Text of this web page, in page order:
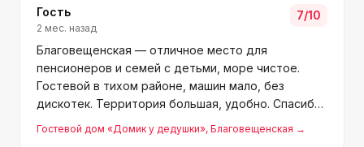
Гость
2 мес. назад
7/10
Благовещенская — отличное место для
пенсионеров и семей с детьми, море чистое.
Гостевой в тихом районе, машин мало, без
дискотек. Территория большая, удобно. Спасибо
Александру, Наташе, Карине и Наташе за тёплый
приём! Надеюсь, хозяин скидки для постоянных и
Гостевой дом «Домик у дедушки», Благовещенская →